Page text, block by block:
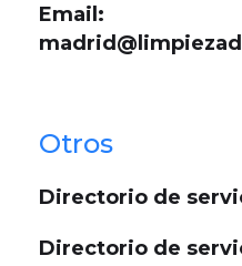
Email:
Otros
Directorio de
Directorio de